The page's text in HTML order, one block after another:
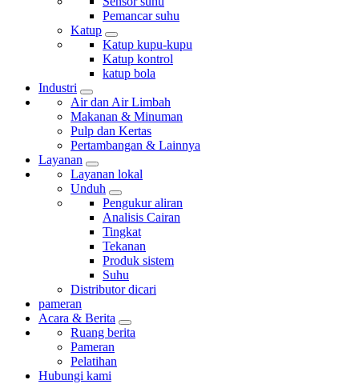
Pemancar suhu
Katup
Katup kupu-kupu
Katup kontrol
katup bola
Industri
Air dan Air Limbah
Makanan & Minuman
Pulp dan Kertas
Pertambangan & Lainnya
Layanan
Layanan lokal
Unduh
Pengukur aliran
Analisis Cairan
Tingkat
Tekanan
Produk sistem
Suhu
Distributor dicari
pameran
Acara & Berita
Ruang berita
Pameran
Pelatihan
Hubungi kami